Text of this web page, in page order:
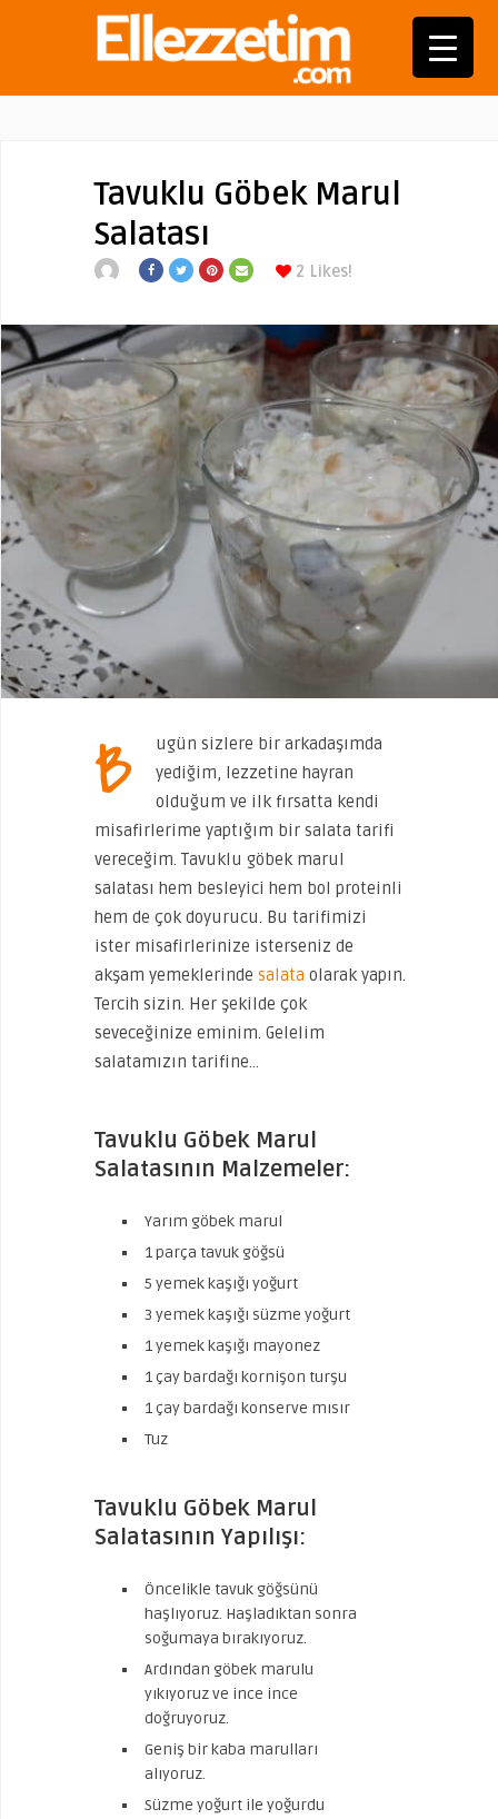
Tavuklu Göbek Marul
Salatası
2 Likes!
B
ugün sizlere bir arkadaşımda
yediğim, lezzetine hayran
olduğum ve ilk fırsatta kendi
misafirlerime yaptığım bir salata tarifi
vereceğim. Tavuklu göbek marul
salatası hem besleyici hem bol proteinli
hem de çok doyurucu. Bu tarifimizi
ister misafirlerinize isterseniz de
akşam yemeklerinde salata olarak yapın.
Tercih sizin. Her şekilde çok
seveceğinize eminim. Gelelim
salatamızın tarifine…
Tavuklu Göbek Marul
Salatasının Malzemeler:
Yarım göbek marul
1 parça tavuk göğsü
5 yemek kaşığı yoğurt
3 yemek kaşığı süzme yoğurt
1 yemek kaşığı mayonez
1 çay bardağı kornişon turşu
1 çay bardağı konserve mısır
Tuz
Tavuklu Göbek Marul
Salatasının Yapılışı:
Öncelikle tavuk göğsünü
haşlıyoruz. Haşladıktan sonra
soğumaya bırakıyoruz.
Ardından göbek marulu
yıkıyoruz ve ince ince
doğruyoruz.
Geniş bir kaba marulları
alıyoruz.
Süzme yoğurt ile yoğurdu